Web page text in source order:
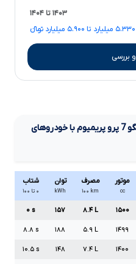
۱۴۰۳ تا ۱۴۰۴
۵.۳۳۰ میلیارد تا ۵.۹۰۰ میلیارد تومانءءء
بررسی
7 پرو پریمیومبا خودروهای
موتور
cc
مصرف
km ۱۰۰
توان
kWh
شتاب
۰ تا ۱۰۰
۱۵۰۰ L ۸.۴ ۱۵۷ s ۰
۱۴۹۹ L ۵.۹ ۱۸۸ s ۸.۸
۱۴۰۰ L ۷.۴ ۱۴۸ s ۱۰.۵